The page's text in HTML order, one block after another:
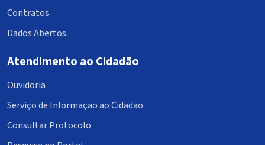
Contratos
Dados Abertos
Atendimento ao Cidadão
Ouvidoria
Serviço de Informação ao Cidadão
Consultar Protocolo